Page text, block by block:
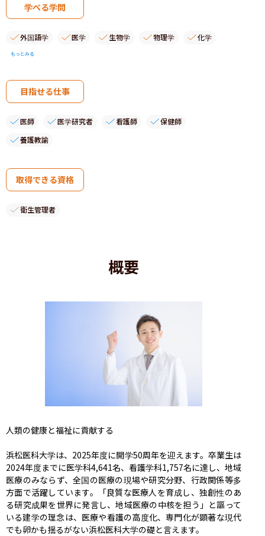
学べる学問
外国語学 医学 生物学 物理学 化学
もっとみる
目指せる仕事
医師 医学研究者 看護師
保健師
養護教諭
取得できる資格
衛生管理者
概要
人類の健康と福祉に貢献する
浜松医科大学は、2025年度に開学50周年を迎えます。卒業生は
2024年度までに医学科4,641名、看護学科1,757名に達し、地域
医療のみならず、全国の医療の現場や研究分野、行政関係等多
方面で活躍しています。「良質な医療人を育成し、独創性のあ
る研究成果を世界に発言し、地域医療の中核を担う」と謳って
いる建学の理念は、医療や看護の高度化、専門化が顕著な現代
でも卵かも揺るがない浜松医科大学の礎と言えます。